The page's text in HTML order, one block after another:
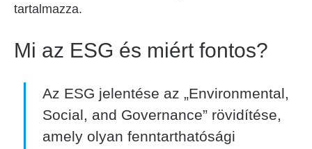
tartalmazza.
Mi az ESG és miért fontos?
Az ESG jelentése az „Environmental,
Social, and Governance” rövidítése,
amely olyan fenntarthatósági